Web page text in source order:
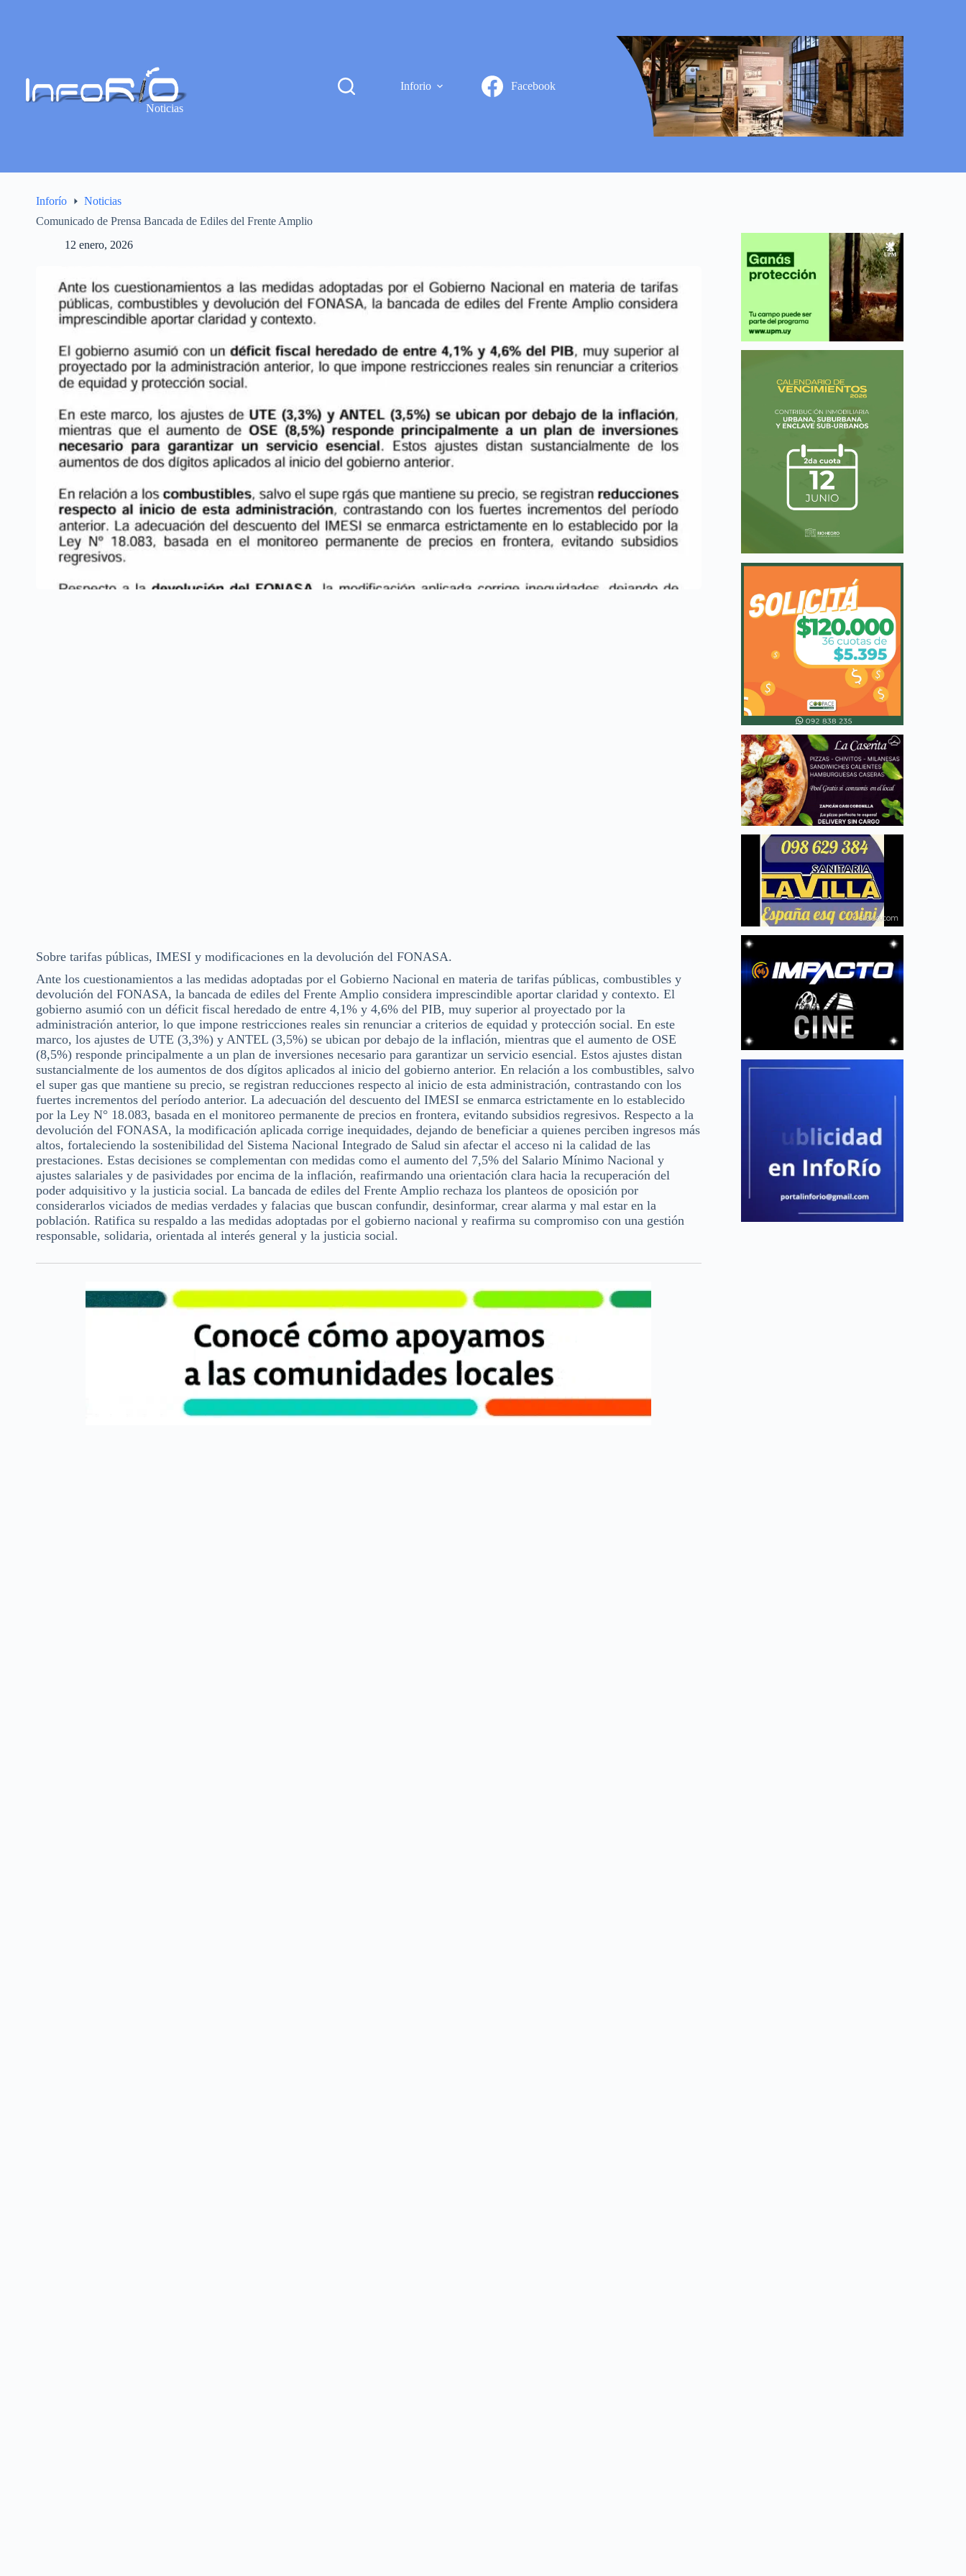
Noticias
Inforio Facebook
Inforío
Noticias
Comunicado de Prensa Bancada de Ediles del Frente Amplio
12 enero, 2026
Sobre tarifas públicas, IMESI y modificaciones en la devolución del FONASA.
Ante los cuestionamientos a las medidas adoptadas por el Gobierno Nacional en materia de tarifas públicas, combustibles y
devolución del FONASA, la bancada de ediles del Frente Amplio considera imprescindible aportar claridad y contexto. El
gobierno asumió con un déficit fiscal heredado de entre 4,1% y 4,6% del PIB, muy superior al proyectado por la
administración anterior, lo que impone restricciones reales sin renunciar a criterios de equidad y protección social. En este
marco, los ajustes de UTE (3,3%) y ANTEL (3,5%) se ubican por debajo de la inflación, mientras que el aumento de OSE
(8,5%) responde principalmente a un plan de inversiones necesario para garantizar un servicio esencial. Estos ajustes distan
sustancialmente de los aumentos de dos dígitos aplicados al inicio del gobierno anterior. En relación a los combustibles, salvo
el super gas que mantiene su precio, se registran reducciones respecto al inicio de esta administración, contrastando con los
fuertes incrementos del período anterior. La adecuación del descuento del IMESI se enmarca estrictamente en lo establecido
por la Ley N° 18.083, basada en el monitoreo permanente de precios en frontera, evitando subsidios regresivos. Respecto a la
devolución del FONASA, la modificación aplicada corrige inequidades, dejando de beneficiar a quienes perciben ingresos más
altos, fortaleciendo la sostenibilidad del Sistema Nacional Integrado de Salud sin afectar el acceso ni la calidad de las
prestaciones. Estas decisiones se complementan con medidas como el aumento del 7,5% del Salario Mínimo Nacional y
ajustes salariales y de pasividades por encima de la inflación, reafirmando una orientación clara hacia la recuperación del
poder adquisitivo y la justicia social. La bancada de ediles del Frente Amplio rechaza los planteos de oposición por
considerarlos viciados de medias verdades y falacias que buscan confundir, desinformar, crear alarma y mal estar en la
población. Ratifica su respaldo a las medidas adoptadas por el gobierno nacional y reafirma su compromiso con una gestión
responsable, solidaria, orientada al interés general y la justicia social.